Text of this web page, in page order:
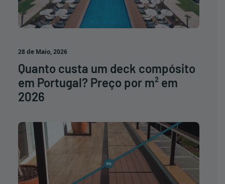
28 de Maio, 2026
Quanto custa um deck compósito
em Portugal? Preço por m² em
2026